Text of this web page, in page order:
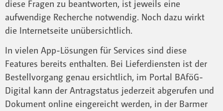
diese Fragen zu beantworten, ist jeweils eine
aufwendige Recherche notwendig. Noch dazu wirkt
die Internetseite unübersichtlich.
In vielen App-Lösungen für Services sind diese
Features bereits enthalten. Bei Lieferdiensten ist der
Bestellvorgang genau ersichtlich, im Portal BAföG-
Digital kann der Antragstatus jederzeit abgerufen und
Dokument online eingereicht werden, in der Barmer